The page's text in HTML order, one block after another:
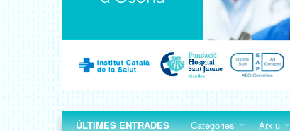
ÚLTIMES ENTRADES Categories Arxiu